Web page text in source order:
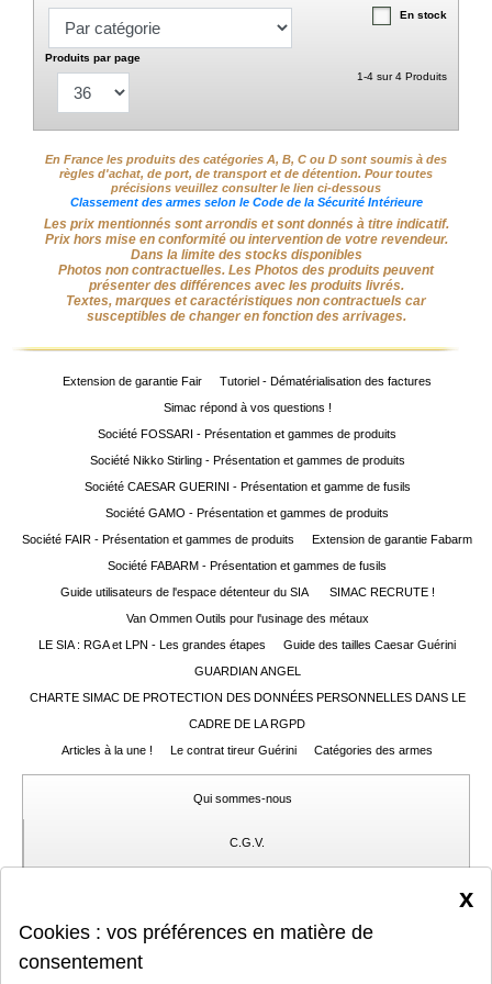
web
Mes
documents
Téléchargement
Service
après
vente
C.G.V.
Nous
contacter
Paramètres
de vos
newsletters
En stock
Produits par page
1-4 sur 4 Produits
En France les produits des catégories A, B, C ou D sont soumis à des
règles d'achat, de port, de transport et de détention. Pour toutes
précisions veuillez consulter le lien ci-dessous
Classement des armes selon le Code de la Sécurité Intérieure
Les prix mentionnés sont arrondis et sont donnés à titre indicatif.
Prix hors mise en conformité ou intervention de votre revendeur.
Dans la limite des stocks disponibles
Photos non contractuelles. Les Photos des produits peuvent
présenter des différences avec les produits livrés.
Textes, marques et caractéristiques non contractuels car
susceptibles de changer en fonction des arrivages.
Extension de garantie Fair
Tutoriel - Dématérialisation des factures
Simac répond à vos questions !
Société FOSSARI - Présentation et gammes de produits
Société Nikko Stirling - Présentation et gammes de produits
Société CAESAR GUERINI - Présentation et gamme de fusils
Société GAMO - Présentation et gammes de produits
Société FAIR - Présentation et gammes de produits
Extension de garantie Fabarm
Société FABARM - Présentation et gammes de fusils
Guide utilisateurs de l'espace détenteur du SIA
SIMAC RECRUTE !
Van Ommen Outils pour l'usinage des métaux
LE SIA : RGA et LPN - Les grandes étapes
Guide des tailles Caesar Guérini
GUARDIAN ANGEL
CHARTE SIMAC DE PROTECTION DES DONNÉES PERSONNELLES DANS LE
CADRE DE LA RGPD
Articles à la une !
Le contrat tireur Guérini Catégories des armes
Qui sommes-nous
C.G.V.
Protection des données privées
Cookies : vos préférences en matière de
consentement
x